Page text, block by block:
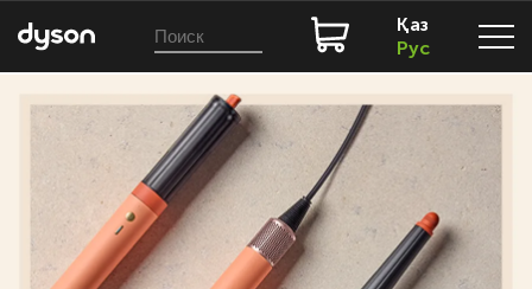
Қаз
Рус